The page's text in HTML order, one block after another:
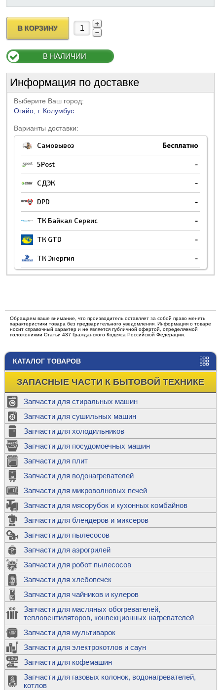
КАТАЛОГ ТОВАРОВ
ЗАПАСНЫЕ ЧАСТИ К БЫТОВОЙ ТЕХНИКЕ
Запчасти для стиральных машин
Запчасти для сушильных машин
Запчасти для холодильников
Запчасти для посудомоечных машин
Запчасти для плит
Запчасти для водонагревателей
Запчасти для микроволновых печей
Запчасти для мясорубок и кухонных комбайнов
Запчасти для блендеров и миксеров
Запчасти для пылесосов
Запчасти для аэрогрилей
Запчасти для робот пылесосов
Запчасти для хлебопечек
Запчасти для чайников и кулеров
Запчасти для масляных обогревателей,
тепловентиляторов, конвекционных нагревателей
Запчасти для мультиварок
Запчасти для электрокотлов и саун
Запчасти для кофемашин
Запчасти для газовых колонок, водонагревателей,
котлов
В КОРЗИНУ
В НАЛИЧИИ
Информация по доставке
Выберите Ваш город:
Огайо, г. Колумбус
Варианты доставки:
Самовывоз Бесплатно
5Post -
СДЭК -
DPD -
ТК Байкал Сервис -
ТК GTD -
ТК Энергия -
Обращаем ваше внимание, что производитель оставляет за собой право менять
характеристики товара без предварительного уведомления. Информация о товаре
носит справочный характер и не является публичной офертой, определяемой
положениями Статьи 437 Гражданского Кодекса Российской Федерации.